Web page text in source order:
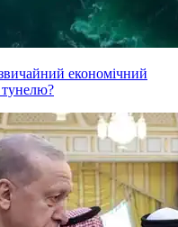
економічний
тунелю?